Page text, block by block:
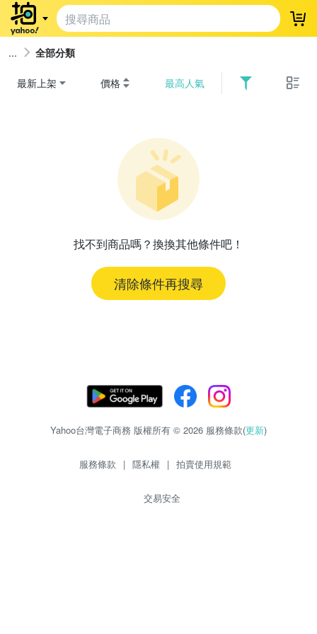
登
全部分類
最新上架 價格 最高人氣
找不到商品嗎？換換其他條件吧！
清除條件再搜尋
Yahoo台灣電子商務 版權所有 © 2026 服務條款(更新)
服務條款 | 隱私權 | 拍賣使用規範
交易安全